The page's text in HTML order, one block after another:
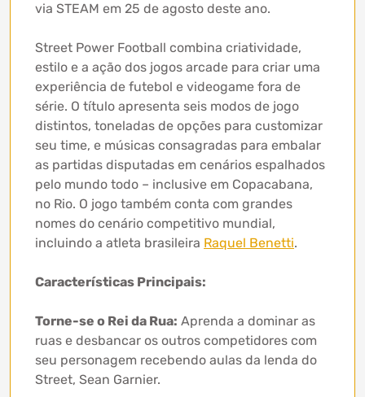
via STEAM em 25 de agosto deste ano.
Street Power Football combina criatividade,
estilo e a ação dos jogos arcade para criar uma
experiência de futebol e videogame fora de
série. O título apresenta seis modos de jogo
distintos, toneladas de opções para customizar
seu time, e músicas consagradas para embalar
as partidas disputadas em cenários espalhados
pelo mundo todo – inclusive em Copacabana,
no Rio. O jogo também conta com grandes
nomes do cenário competitivo mundial,
incluindo a atleta brasileira Raquel Benetti.
Características Principais:
Torne-se o Rei da Rua: Aprenda a dominar as
ruas e desbancar os outros competidores com
seu personagem recebendo aulas da lenda do
Street, Sean Garnier.